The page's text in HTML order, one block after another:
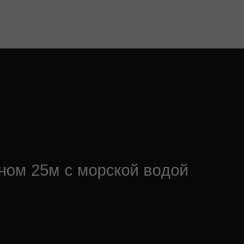
25м с морской водой